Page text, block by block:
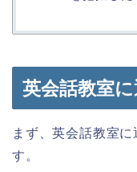
英会話教室
まず、英会話教室
す。